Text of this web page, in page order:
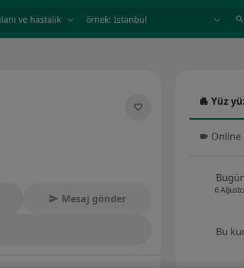
örnek: İstanbul
Mesaj gönder
YüzYüz
Online
Online
6
Bu